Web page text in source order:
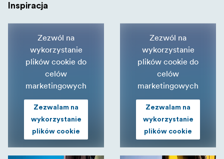
Inspiracja
Zezwól na
wykorzystanie
plików cookie do
celów
marketingowych
Zezwalam na
wykorzystanie
plików cookie
Zezwól na
wykorzystanie
plików cookie do
celów
marketingowych
Zezwalam na
wykorzystanie
plików cookie